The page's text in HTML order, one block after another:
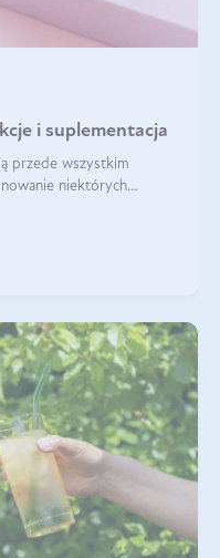
i suplementacja
przede wszystkim
niektórych